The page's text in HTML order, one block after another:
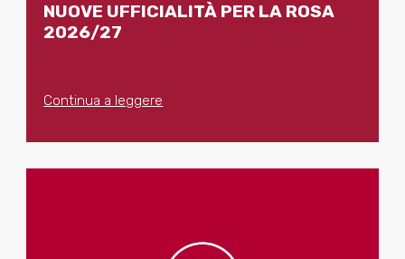
NUOVE UFFICIALITÀ PER LA ROSA
2026/27
Continua a leggere